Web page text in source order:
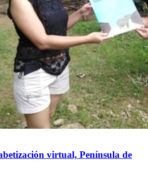
virtual, Península de